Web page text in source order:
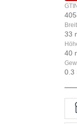
33
40
0.3